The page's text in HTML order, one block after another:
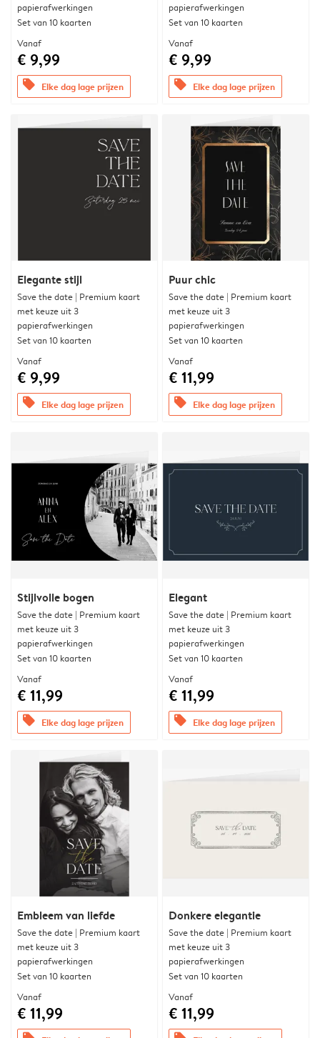
papierafwerkingen
Set van 10 kaarten
Vanaf
€ 9,99
offers Elke dag lage prijzen
papierafwerkingen
Set van 10 kaarten
Vanaf
€ 9,99
offers Elke dag lage prijzen
Elegante stijl
Save the date | Premium kaart
met keuze uit 3
papierafwerkingen
Set van 10 kaarten
Vanaf
€ 9,99
offers Elke dag lage prijzen
Puur chic
Save the date | Premium kaart
met keuze uit 3
papierafwerkingen
Set van 10 kaarten
Vanaf
€ 11,99
offers Elke dag lage prijzen
Stijlvolle bogen
Save the date | Premium kaart
met keuze uit 3
papierafwerkingen
Set van 10 kaarten
Vanaf
€ 11,99
offers Elke dag lage prijzen
Elegant
Save the date | Premium kaart
met keuze uit 3
papierafwerkingen
Set van 10 kaarten
Vanaf
€ 11,99
offers Elke dag lage prijzen
Embleem van liefde
Save the date | Premium kaart
met keuze uit 3
papierafwerkingen
Set van 10 kaarten
Vanaf
€ 11,99
Donkere elegantie
Save the date | Premium kaart
met keuze uit 3
papierafwerkingen
Set van 10 kaarten
Vanaf
€ 11,99